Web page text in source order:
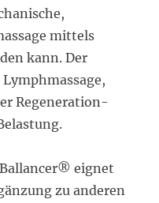
mittels
kann. Der
Regeneration-
eignet
zu anderen